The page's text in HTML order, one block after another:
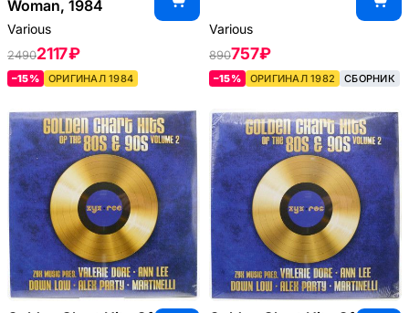
Woman, 1984
Various
24902117 ₽
–15% ОРИГИНАЛ 1984
Various
890757 ₽
–15% ОРИГИНАЛ 1982 СБОРНИК